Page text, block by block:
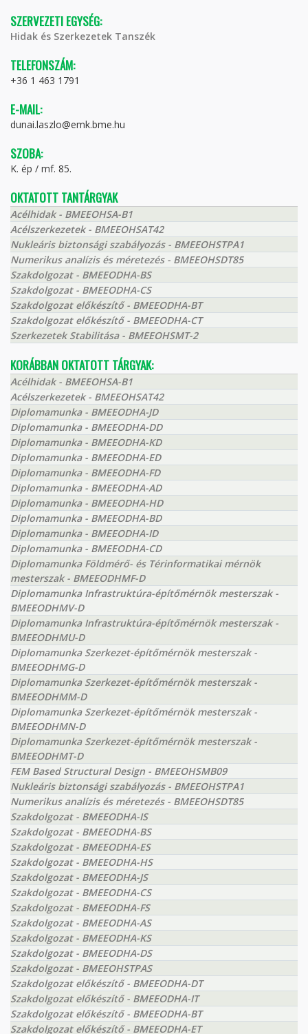
SZERVEZETI EGYSÉG:
Hidak és Szerkezetek Tanszék
TELEFONSZÁM:
+36 1 463 1791
E-MAIL:
dunai.laszlo@emk.bme.hu
SZOBA:
K. ép / mf. 85.
OKTATOTT TANTÁRGYAK
Acélhidak - BMEEOHSA-B1
Acélszerkezetek - BMEEOHSAT42
Nukleáris biztonsági szabályozás - BMEEOHSTPA1
Numerikus analízis és méretezés - BMEEOHSDT85
Szakdolgozat - BMEEODHA-BS
Szakdolgozat - BMEEODHA-CS
Szakdolgozat előkészítő - BMEEODHA-BT
Szakdolgozat előkészítő - BMEEODHA-CT
Szerkezetek Stabilitása - BMEEOHSMT-2
KORÁBBAN OKTATOTT TÁRGYAK:
Acélhidak - BMEEOHSA-B1
Acélszerkezetek - BMEEOHSAT42
Diplomamunka - BMEEODHA-JD
Diplomamunka - BMEEODHA-DD
Diplomamunka - BMEEODHA-KD
Diplomamunka - BMEEODHA-ED
Diplomamunka - BMEEODHA-FD
Diplomamunka - BMEEODHA-AD
Diplomamunka - BMEEODHA-HD
Diplomamunka - BMEEODHA-BD
Diplomamunka - BMEEODHA-ID
Diplomamunka - BMEEODHA-CD
Diplomamunka Földmérő- és Térinformatikai mérnök
mesterszak - BMEEODHMF-D
Diplomamunka Infrastruktúra-építőmérnök mesterszak -
BMEEODHMV-D
Diplomamunka Infrastruktúra-építőmérnök mesterszak -
BMEEODHMU-D
Diplomamunka Szerkezet-építőmérnök mesterszak -
BMEEODHMG-D
Diplomamunka Szerkezet-építőmérnök mesterszak -
BMEEODHMM-D
Diplomamunka Szerkezet-építőmérnök mesterszak -
BMEEODHMN-D
Diplomamunka Szerkezet-építőmérnök mesterszak -
BMEEODHMT-D
FEM Based Structural Design - BMEEOHSMB09
Nukleáris biztonsági szabályozás - BMEEOHSTPA1
Numerikus analízis és méretezés - BMEEOHSDT85
Szakdolgozat - BMEEODHA-IS
Szakdolgozat - BMEEODHA-BS
Szakdolgozat - BMEEODHA-ES
Szakdolgozat - BMEEODHA-HS
Szakdolgozat - BMEEODHA-JS
Szakdolgozat - BMEEODHA-CS
Szakdolgozat - BMEEODHA-FS
Szakdolgozat - BMEEODHA-AS
Szakdolgozat - BMEEODHA-KS
Szakdolgozat - BMEEODHA-DS
Szakdolgozat - BMEEOHSTPAS
Szakdolgozat előkészítő - BMEEODHA-DT
Szakdolgozat előkészítő - BMEEODHA-IT
Szakdolgozat előkészítő - BMEEODHA-BT
Szakdolgozat előkészítő - BMEEODHA-ET